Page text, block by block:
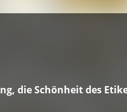
die Schönheit des